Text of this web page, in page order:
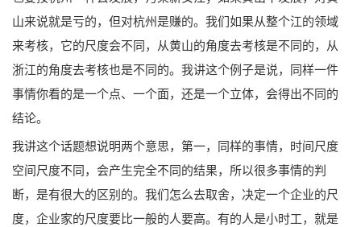
山来说就是亏的，但对杭州是赚的。我们如果从整个江的领域
来考核，它的尺度会不同，从黄山的角度去考核是不同的，从
浙江的角度去考核也是不同的。我讲这个例子是说，同样一件
事情你看的是一个点、一个面，还是一个立体，会得出不同的
结论。
我讲这个话题想说明两个意思，第一，同样的事情，时间尺度
空间尺度不同，会产生完全不同的结果，所以很多事情的判
断，是有很大的区别的。我们怎么去取舍，决定一个企业的尺
度，企业家的尺度要比一般的人要高。有的人是小时工，就是